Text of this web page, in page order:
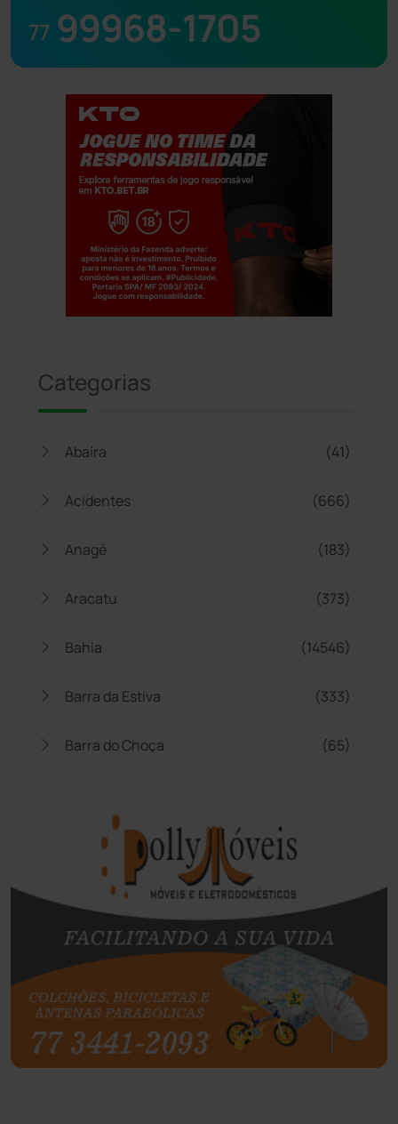
77 99968-1705
Categorias
Abaíra (41)
Acidentes (666)
Anagé (183)
Aracatu (373)
Bahia (14546)
Barra da Estiva (333)
Barra do Choça (65)
Bom Jesus da Lapa
Boquira
Botuporã (73)
Brasil (7680)
Brumado (31963)